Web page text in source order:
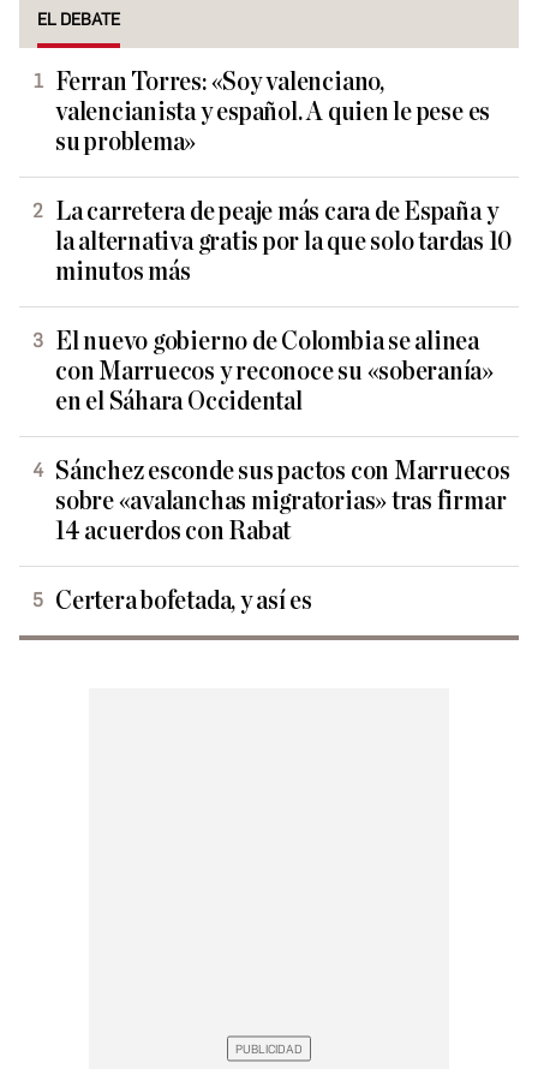
EL DEBATE
Ferran Torres: «Soy valenciano,
valencianista y español. A quien le pese es
su problema»
La carretera de peaje más cara de España y
la alternativa gratis por la que solo tardas 10
minutos más
El nuevo gobierno de Colombia se alinea
con Marruecos y reconoce su «soberanía»
en el Sáhara Occidental
Sánchez esconde sus pactos con Marruecos
sobre «avalanchas migratorias» tras firmar
14 acuerdos con Rabat
Certera bofetada, y así es